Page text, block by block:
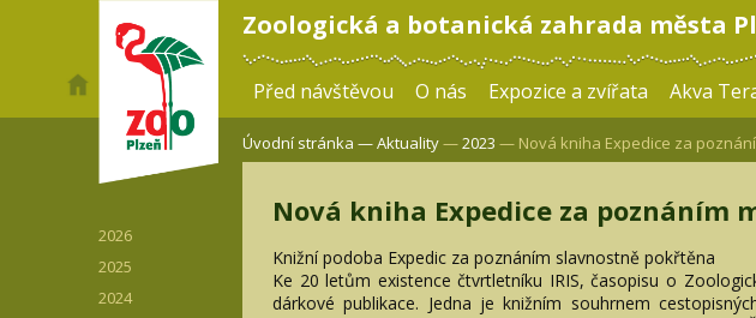
Zoologická a botanická zahrada města
Před návštěvou O nás Expozice a zvířata Akva
2026
2025
2024
Úvodní stránka —Aktuality—2023 — Nová kniha Expedice za
Nová kniha Expedice za poznáním
Knižní podoba Expedic za poznáním slavnostně pokřtěna
Ke 20 letům existence čtvrtletníku IRIS, časopisu o
dárkové publikace. Jedna je knižním souhrnem